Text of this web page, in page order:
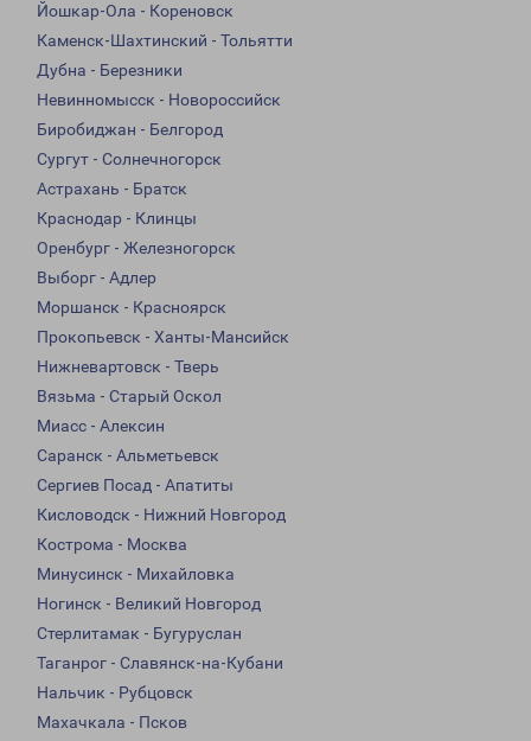
Йошкар-Ола - Кореновск
Каменск-Шахтинский - Тольятти
Дубна - Березники
Невинномысск - Новороссийск
Биробиджан - Белгород
Сургут - Солнечногорск
Астрахань - Братск
Краснодар - Клинцы
Оренбург - Железногорск
Выборг - Адлер
Моршанск - Красноярск
Прокопьевск - Ханты-Мансийск
Нижневартовск - Тверь
Вязьма - Старый Оскол
Миасс - Алексин
Саранск - Альметьевск
Сергиев Посад - Апатиты
Кисловодск - Нижний Новгород
Кострома - Москва
Минусинск - Михайловка
Ногинск - Великий Новгород
Стерлитамак - Бугуруслан
Таганрог - Славянск-на-Кубани
Нальчик - Рубцовск
Махачкала - Псков